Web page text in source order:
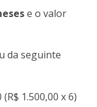
e o valor
da seguinte
1.500,00 x 6)